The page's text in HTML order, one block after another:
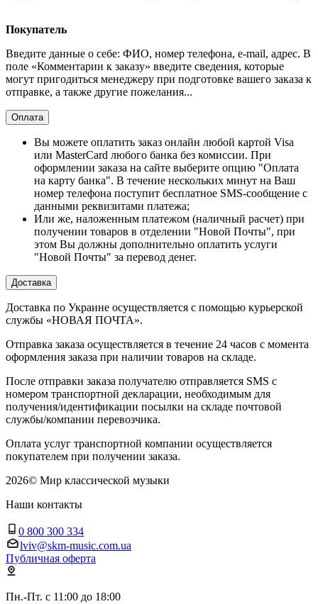
Покупатель
Введите данные о себе: ФИО, номер телефона, e-mail, адрес. В
поле «Комментарии к заказу» введите сведения, которые
могут пригодиться менеджеру при подготовке вашего заказа к
отправке, а также другие пожелания...
Оплата
Вы можете оплатить заказ онлайн любой картой Visa
или MasterCard любого банка без комиссии. При
оформлении заказа на сайте выберите опцию "Оплата
на карту банка". В течение нескольких минут на Ваш
номер телефона поступит бесплатное SMS-сообщение с
данными реквизитами платежа;
Или же, наложенным платежом (наличный расчет) при
получении товаров в отделении "Новой Почты", при
этом Вы должны дополнительно оплатить услуги
"Новой Почты" за перевод денег.
Доставка
Доставка по Украине осуществляется с помощью курьерской
службы «НОВАЯ ПОЧТА».
Отправка заказа осуществляется в течение 24 часов с момента
оформления заказа при наличии товаров на складе.
После отправки заказа получателю отправляется SMS с
номером транспортной декларации, необходимым для
получения/идентификации посылки на складе почтовой
службы/компании перевозчика.
Оплата услуг транспортной компании осуществляется
покупателем при получении заказа.
2026© Мир классической музыки
Наши контакты
0 800 300 334
lviv@skm-music.com.ua
Публичная оферта
Пн.-Пт. с 11:00 до 18:00